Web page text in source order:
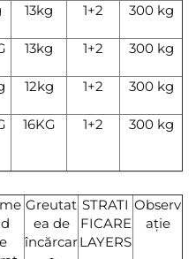
13kg 1+2 300 kg
13kg 1+2 300 kg
12kg 1+2 300 kg
16KG 1+2 300 kg
Greutat
ea de
încărcar
STRATI
FICARE
LAYERS
Observ
ație